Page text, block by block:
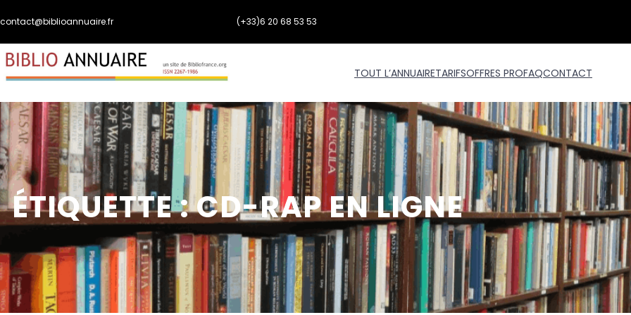
au
contenu
contact@biblioannuaire.fr (+33)6 20 68 53 53
TOUT L’ANNUAIRETARIFSOFFRES PROFAQCONTACT
ÉTIQUETTE :CD-RAP EN LIGNE